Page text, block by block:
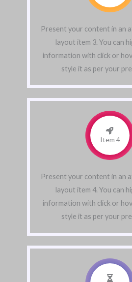
Present your content in an
layout item 3. You can
information with click or
style it as per your
Item 4
Present your content in an
layout item 4. You can
information with click or
style it as per your